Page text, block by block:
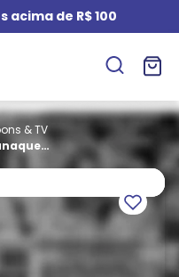
acima de R$ 100
& TV